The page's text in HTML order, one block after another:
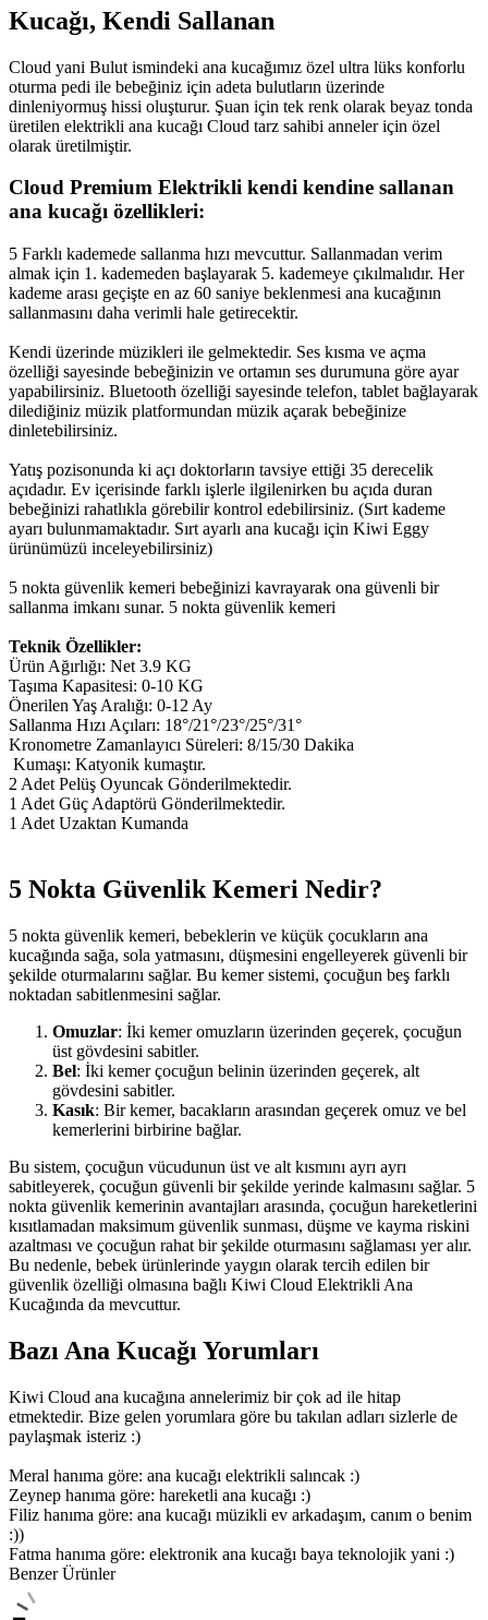
Kucağı, Kendi Sallanan
Cloud yani Bulut ismindeki ana kucağımız özel ultra lüks konforlu
oturma pedi ile bebeğiniz için adeta bulutların üzerinde
dinleniyormuş hissi oluşturur. Şuan için tek renk olarak beyaz tonda
üretilen elektrikli ana kucağı Cloud tarz sahibi anneler için özel
olarak üretilmiştir.
Cloud Premium Elektrikli kendi kendine sallanan
ana kucağı özellikleri:
5 Farklı kademede sallanma hızı mevcuttur. Sallanmadan verim
almak için 1. kademeden başlayarak 5. kademeye çıkılmalıdır. Her
kademe arası geçişte en az 60 saniye beklenmesi ana kucağının
sallanmasını daha verimli hale getirecektir.
Kendi üzerinde müzikleri ile gelmektedir. Ses kısma ve açma
özelliği sayesinde bebeğinizin ve ortamın ses durumuna göre ayar
yapabilirsiniz. Bluetooth özelliği sayesinde telefon, tablet bağlayarak
dilediğiniz müzik platformundan müzik açarak bebeğinize
dinletebilirsiniz.
Yatış pozisonunda ki açı doktorların tavsiye ettiği 35 derecelik
açıdadır. Ev içerisinde farklı işlerle ilgilenirken bu açıda duran
bebeğinizi rahatlıkla görebilir kontrol edebilirsiniz. (Sırt kademe
ayarı bulunmamaktadır. Sırt ayarlı ana kucağı için Kiwi Eggy
ürünümüzü inceleyebilirsiniz)
5 nokta güvenlik kemeri bebeğinizi kavrayarak ona güvenli bir
sallanma imkanı sunar. 5 nokta güvenlik kemeri
Teknik Özellikler:
Ürün Ağırlığı: Net 3.9 KG
Taşıma Kapasitesi: 0-10 KG
Önerilen Yaş Aralığı: 0-12 Ay
Sallanma Hızı Açıları: 18°/21°/23°/25°/31°
Kronometre Zamanlayıcı Süreleri: 8/15/30 Dakika
Kumaşı: Katyonik kumaştır.
2 Adet Pelüş Oyuncak Gönderilmektedir.
1 Adet Güç Adaptörü Gönderilmektedir.
1 Adet Uzaktan Kumanda
5 Nokta Güvenlik Kemeri Nedir?
5 nokta güvenlik kemeri, bebeklerin ve küçük çocukların ana
kucağında sağa, sola yatmasını, düşmesini engelleyerek güvenli bir
şekilde oturmalarını sağlar. Bu kemer sistemi, çocuğun beş farklı
noktadan sabitlenmesini sağlar.
Omuzlar: İki kemer omuzların üzerinden geçerek, çocuğun
üst gövdesini sabitler.
Bel: İki kemer çocuğun belinin üzerinden geçerek, alt
gövdesini sabitler.
Kasık: Bir kemer, bacakların arasından geçerek omuz ve bel
kemerlerini birbirine bağlar.
Bu sistem, çocuğun vücudunun üst ve alt kısmını ayrı ayrı
sabitleyerek, çocuğun güvenli bir şekilde yerinde kalmasını sağlar. 5
nokta güvenlik kemerinin avantajları arasında, çocuğun hareketlerini
kısıtlamadan maksimum güvenlik sunması, düşme ve kayma riskini
azaltması ve çocuğun rahat bir şekilde oturmasını sağlaması yer alır.
Bu nedenle, bebek ürünlerinde yaygın olarak tercih edilen bir
güvenlik özelliği olmasına bağlı Kiwi Cloud Elektrikli Ana
Kucağında da mevcuttur.
Bazı Ana Kucağı Yorumları
Kiwi Cloud ana kucağına annelerimiz bir çok ad ile hitap
etmektedir. Bize gelen yorumlara göre bu takılan adları sizlerle de
paylaşmak isteriz :)
Meral hanıma göre: ana kucağı elektrikli salıncak :)
Zeynep hanıma göre: hareketli ana kucağı :)
Filiz hanıma göre: ana kucağı müzikli ev arkadaşım, canım o benim
:))
Fatma hanıma göre: elektronik ana kucağı baya teknolojik yani :)
Benzer Ürünler